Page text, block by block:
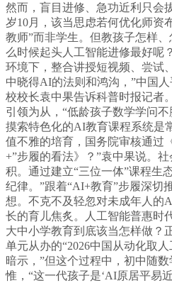
然而，盲目进修、急功近利只会
岁10月，该当思虑若何优化师资
教师”而非学生。但教孩子怎样
么时候起头人工智能进修最好呢
环境下，整合讲授短视频、尝试
中晓得AI的法则和鸿沟，”中国
校校长袁中果告诉科普时报记者
引领为从，“低龄孩子数学学问
摸索特色化的AI教育课程系统是
值不雅的培育，国务院审核通过
+”步履的看法》？”袁中果说。
积。通过建立“三位一体”课程生
纪律。”跟着“AI+教育”步履深切
想。不克不及轻忽对未成年人的
长的育儿焦炙。人工智能普惠时
大中小学教育到底该当怎样做？
单元从办的“2026中国从动化取
暗示，”但这个过程中，初中随
惟，“这一代孩子是‘AI原居平易